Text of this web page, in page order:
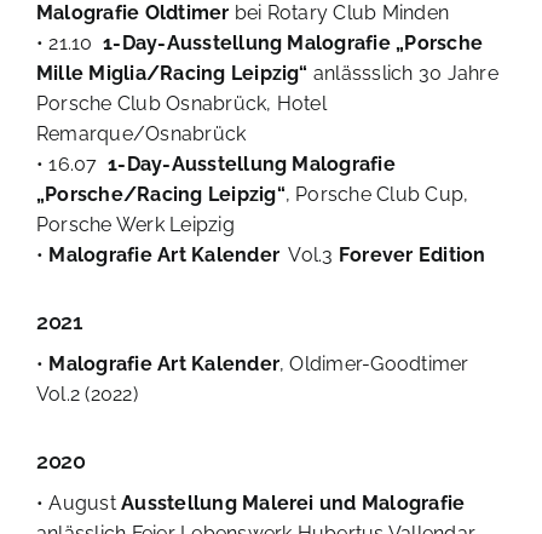
Malografie Oldtimer bei Rotary Club Minden
• 21.101-Day-Ausstellung Malografie „Porsche
Mille Miglia/Racing Leipzig“ anlässslich 30 Jahre
Porsche Club Osnabrück, Hotel
Remarque/Osnabrück
• 16.07 1-Day-Ausstellung Malografie
„Porsche/Racing Leipzig“, Porsche Club Cup,
Porsche Werk Leipzig
• Malografie Art Kalender Vol.3 Forever Edition
2021
• Malografie Art Kalender, Oldimer-Goodtimer
Vol.2 (2022)
2020
• AugustAusstellung Malerei und Malografie